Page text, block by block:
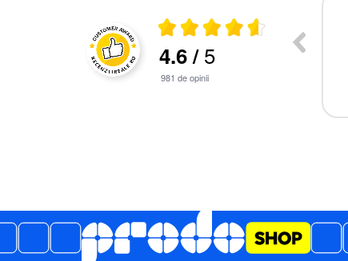
4.6/5
981 de opinii
Nagyon hamar megjőtt,ahogy ígérték.